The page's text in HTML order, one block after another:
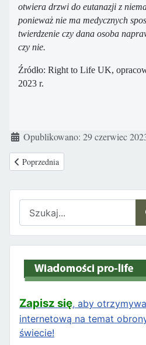
Zapisz się, aby
internetową na temat
świecie!
otwiera drzwi do eutanazji z
ponieważ nie ma medycznych
twierdzenie czy dana osoba
czy nie.
Źródło: Right to Life UK,
2023 r.
Szczegóły
Opublikowano: 29 czerwiec
Poprzednia strona: Malta legalizuje
Poprzednia